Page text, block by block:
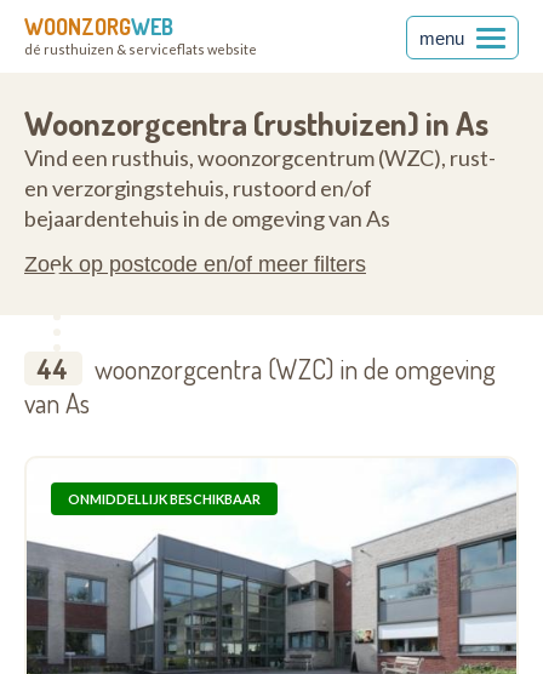
WOONZORGWEB
dé rusthuizen & serviceflats website
menu
Woonzorgcentra (rusthuizen) in As
Vind een rusthuis, woonzorgcentrum (WZC), rust-
en verzorgingstehuis, rustoord en/of
bejaardentehuis in de omgeving van As
Zoek op postcode en/of meer filters
44
woonzorgcentra (WZC) in de omgeving
van As
ONMIDDELLIJK BESCHIKBAAR